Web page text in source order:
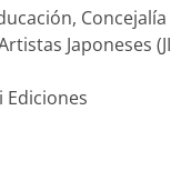
Japoneses
Ediciones